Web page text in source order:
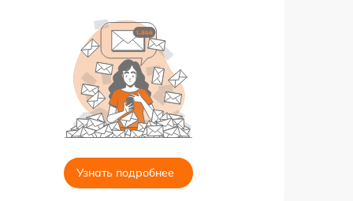
Узнать подробнее